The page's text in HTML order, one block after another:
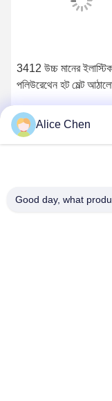
3412 উচ্চ মানের ইলাস্টিক
পলিউরেথেন হট মেল্ট
Alice Chen
Good day, what